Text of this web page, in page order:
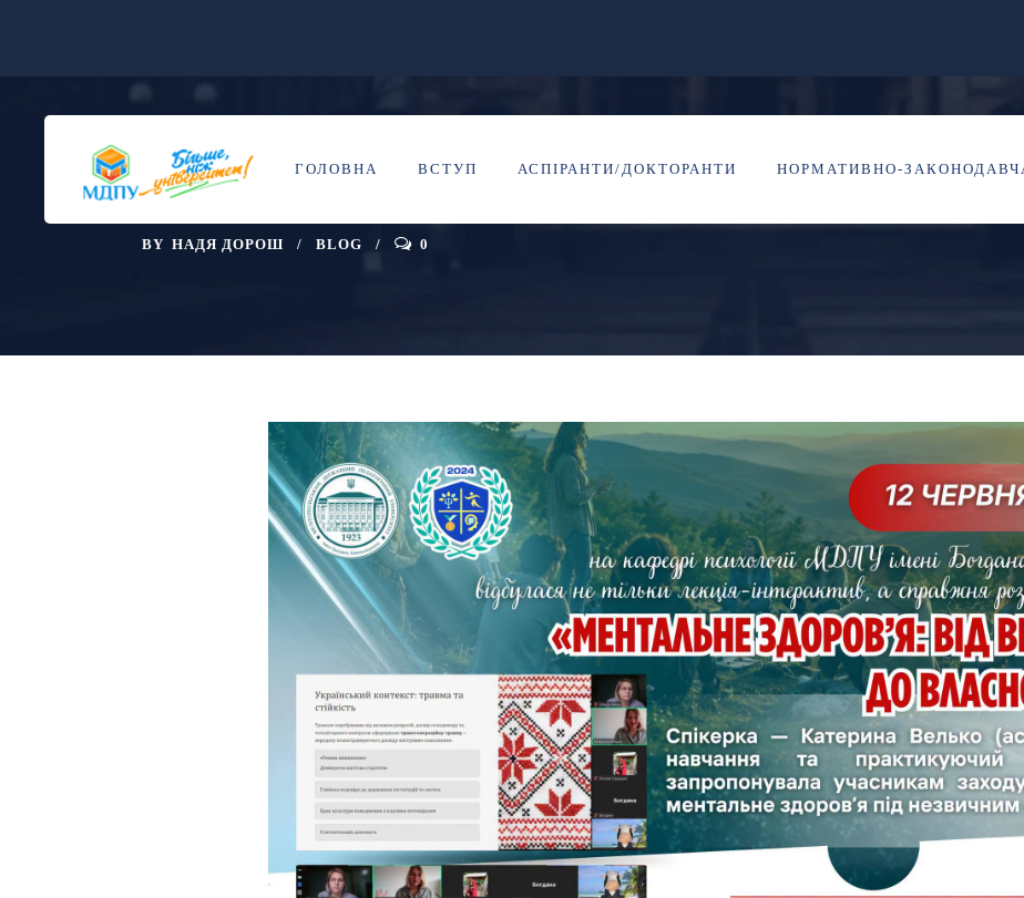
ГОЛОВНА ВСТУП АСПІРАНТИ/ДОКТОРАНТИ НОРМАТИВНО-
25
ЧИ ЖИВЕМО МИ «СВОЄ» ЖИТТЯ,
ВІД ВИЖИВАННЯ ДО ВЛАСНОГО
BY НАДЯ ДОРОШ BLOG 0